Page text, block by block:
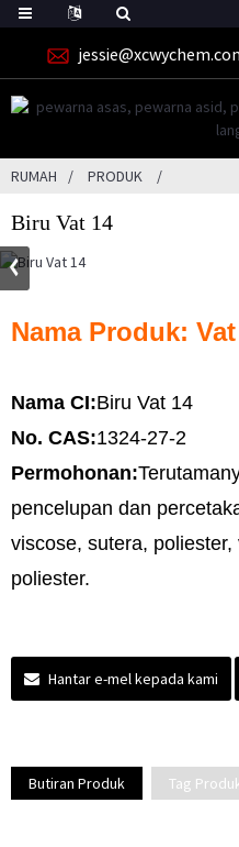
RUMAH PRODUK
Biru Vat 14
Nama Produk:
Nama CI:Biru Vat 14
No. CAS:1324-27-2
Permohonan:
pencelupan dan
viscose, sutera,
poliester.
Hantar e-mel kepada kami
Butiran Produk Tag